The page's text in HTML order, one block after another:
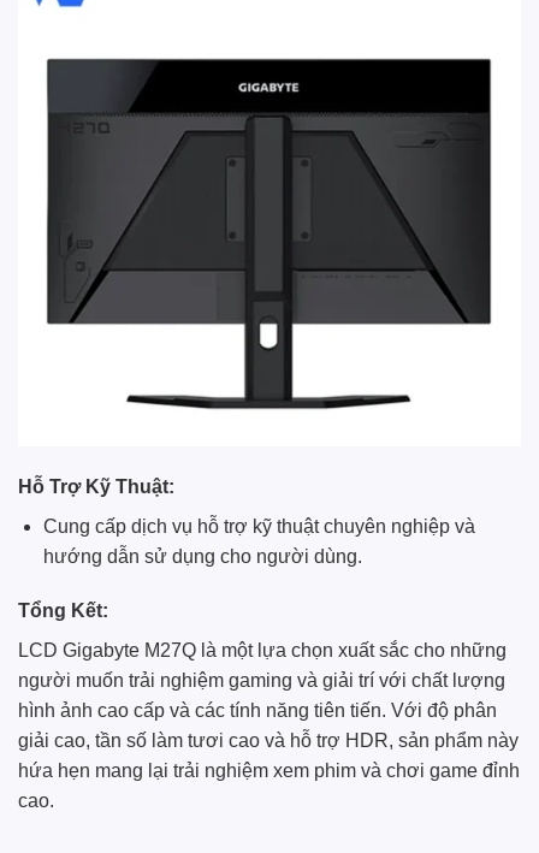
Hỗ Trợ Kỹ Thuật:
Cung cấp dịch vụ hỗ trợ kỹ thuật chuyên nghiệp và
hướng dẫn sử dụng cho người dùng.
Tổng Kết:
LCD Gigabyte M27Q là một lựa chọn xuất sắc cho những
người muốn trải nghiệm gaming và giải trí với chất lượng
hình ảnh cao cấp và các tính năng tiên tiến. Với độ phân
giải cao, tần số làm tươi cao và hỗ trợ HDR, sản phẩm này
hứa hẹn mang lại trải nghiệm xem phim và chơi game đỉnh
cao.